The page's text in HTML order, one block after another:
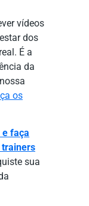
vídeos
dos
É a
da
os
e faça
trainers
sua